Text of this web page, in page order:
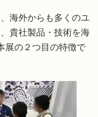
海外からも多くのユ
貴社製品・技術を海
展の２つ目の特徴で